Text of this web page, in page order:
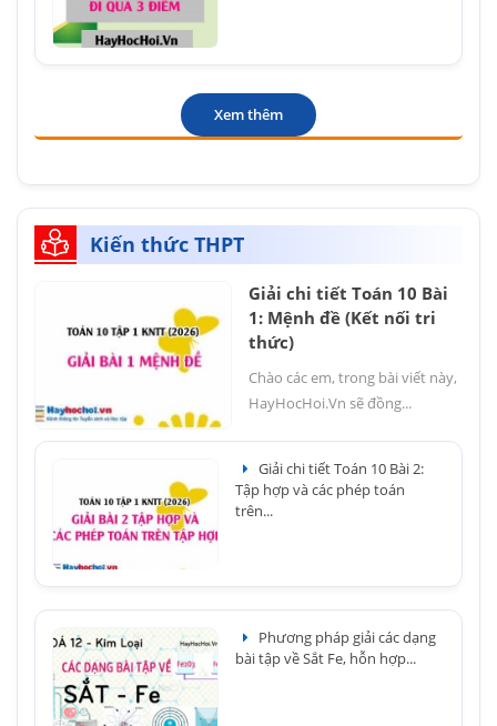
Xem thêm
Kiến thức THPT
Giải chi tiết Toán 10 Bài
1: Mệnh đề (Kết nối tri
thức)
Chào các em, trong bài viết này,
HayHocHoi.Vn sẽ đồng...
Giải chi tiết Toán 10 Bài 2:
Tập hợp và các phép toán
trên...
Phương pháp giải các dạng
bài tập về Sắt Fe, hỗn hợp...